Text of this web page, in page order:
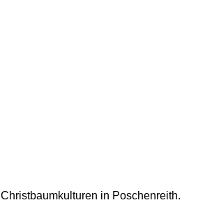
Christbaumkulturen in Poschenreith.